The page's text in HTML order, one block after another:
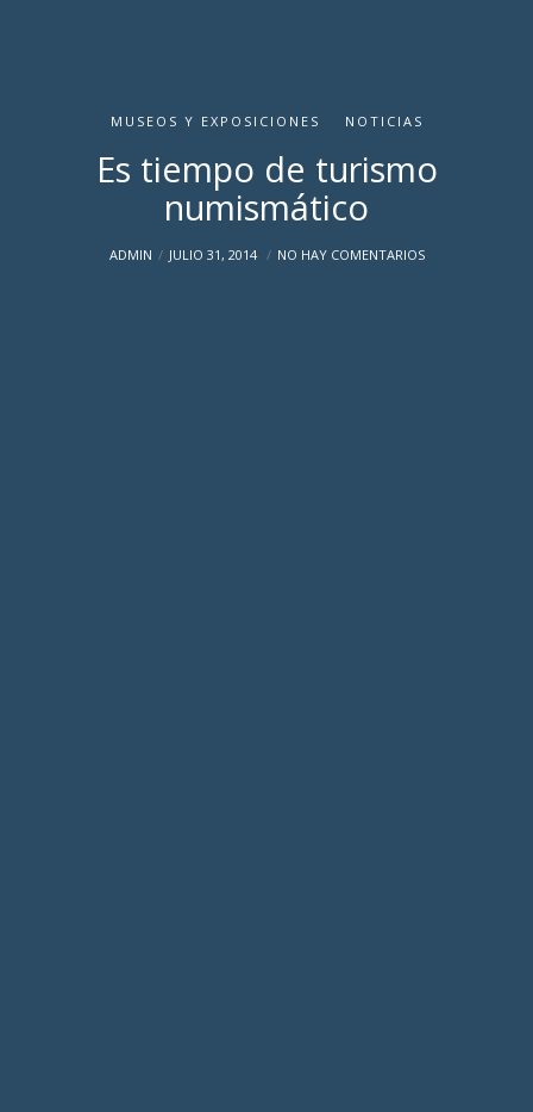
MUSEOS Y EXPOSICIONES NOTICIAS
Es tiempo de turismo
numismático
ADMIN JULIO 31, 2014 NO HAY COMENTARIOS